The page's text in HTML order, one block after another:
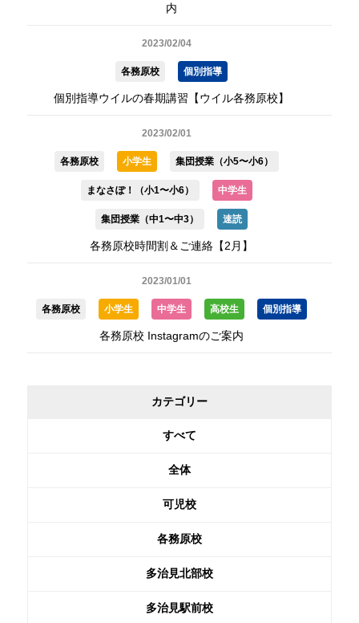
内
2023/02/04
各務原校 個別指導
個別指導ウイルの春期講習【ウイル各務原校】
2023/02/01
各務原校 小学生 集団授業（小5〜小6）
まなさぽ！（小1〜小6） 中学生
集団授業（中1〜中3） 速読
各務原校時間割＆ご連絡【2月】
2023/01/01
各務原校 小学生 中学生 高校生 個別指導
各務原校 Instagramのご案内
カテゴリー
すべて
全体
可児校
各務原校
多治見北部校
多治見駅前校